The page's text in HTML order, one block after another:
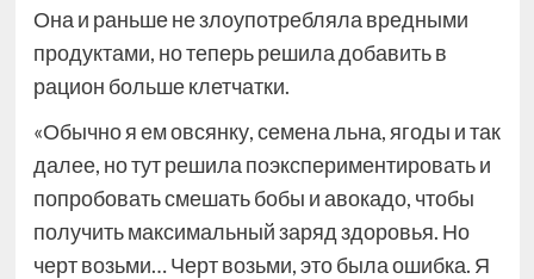
Она и раньше не злоупотребляла вредными
продуктами, но теперь решила добавить в
рацион больше клетчатки.
«Обычно я ем овсянку, семена льна, ягоды и так
далее, но тут решила поэкспериментировать и
попробовать смешать бобы и авокадо, чтобы
получить максимальный заряд здоровья. Но
черт возьми… Черт возьми, это была ошибка. Я